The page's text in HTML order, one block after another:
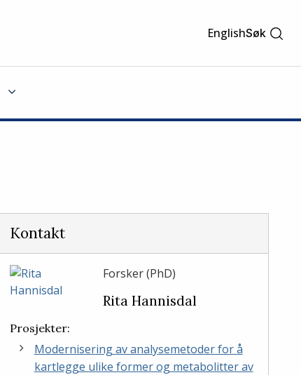
EnglishSøk
Kontakt
Forsker (PhD)
Rita Hannisdal
Prosjekter:
Modernisering av analysemetoder for å
kartlegge ulike former og metabolitter av